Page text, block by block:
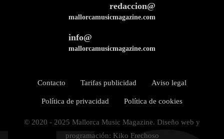
redaccion@
mallorcamusicmagazine.com
info@
mallorcamusicmagazine.com
Contacto Tarifas publicidad Aviso legal
Política de privacidad Política de cookies
© 2020 - 2025 Mallorca Music Magazine. Diseño web y
programación: Kiko Frechoso